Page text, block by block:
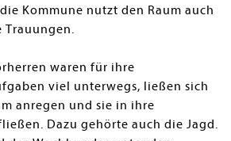
Kommune nutzt den Raum auch
Trauungen.
waren für ihre
viel unterwegs, ließen sich
anregen und sie in ihre
Dazu gehörte auch die Jagd.